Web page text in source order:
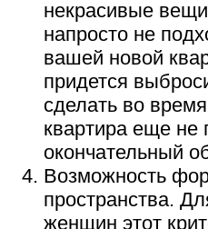
некрасивые
напросто не
вашей новой
придется
сделать во
квартира еще не
окончательный
Возможность
пространства.
женщин этот